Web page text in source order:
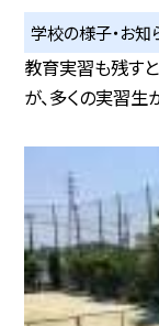
学校の様子・お知
教育実習も残す
が、多くの実習生